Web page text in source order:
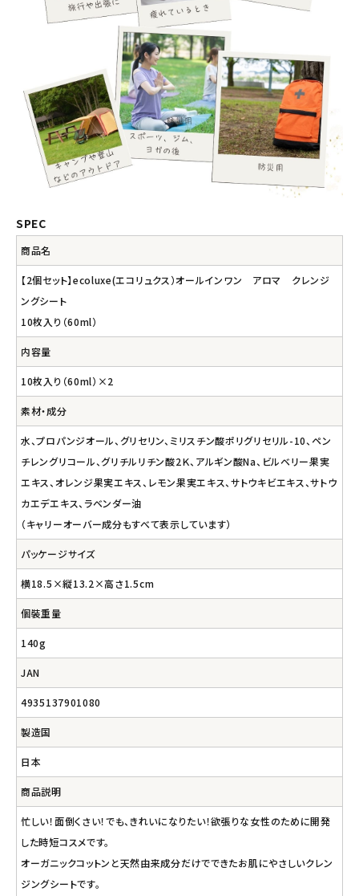
SPEC
商品名
【2個セット】ecoluxe(エコリュクス）オールインワン アロマ クレンジ
ングシート
10枚入り（60ml）
内容量
10枚入り（60ml）×2
素材・成分
水、プロパンジオール、グリセリン、ミリスチン酸ポリグリセリル-10、ペン
チレングリコール、グリチルリチン酸2Ｋ、アルギン酸Na、ビルベリー果実
エキス、オレンジ果実エキス、レモン果実エキス、サトウキビエキス、サトウ
カエデエキス、ラベンダー油
（キャリーオーバー成分もすべて表示しています）
パッケージサイズ
横18.5×縦13.2×高さ1.5cm
個裝重量
140g
JAN
4935137901080
製造国
日本
商品説明
忙しい！面倒くさい！でも、きれいになりたい！欲張りな女性のために開発
した時短コスメです。
オーガニックコットンと天然由来成分だけでできたお肌にやさしいクレン
ジングシートです。